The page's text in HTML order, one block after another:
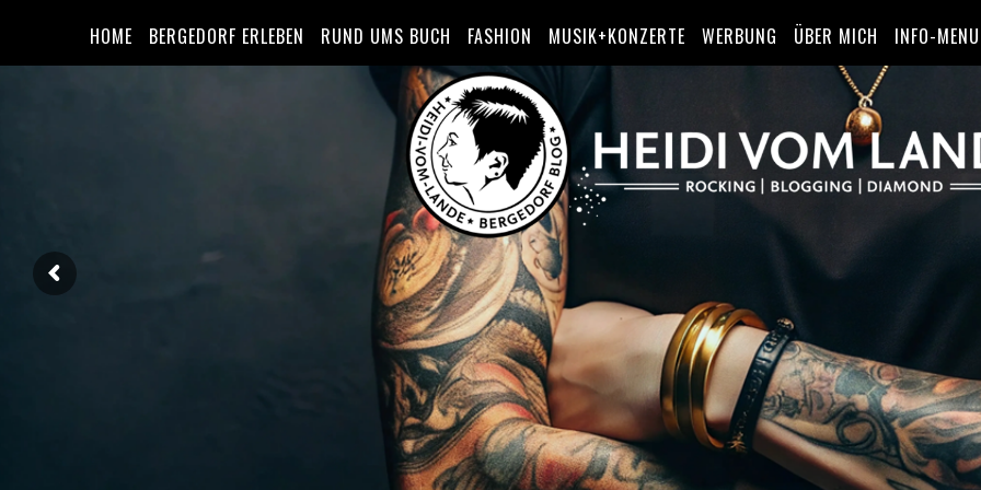
HOME BERGEDORF ERLEBEN RUND UMS BUCH FASHION MUSIK+KONZERTE WERBUNG ÜBER MICH INFO-